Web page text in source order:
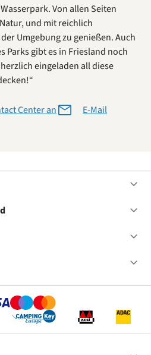
Von allen Seiten
und mit reichlich
Umgebung zu genießen. Auch
Parks gibt es in Friesland noch
eingeladen all diese
Center an E-Mail